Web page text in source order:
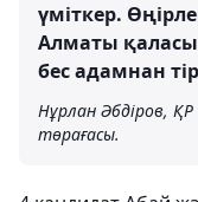
үміткер.
Алматы
бес адамнан
Нұрлан Әбдіров,
төрағасы.